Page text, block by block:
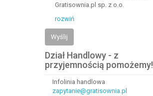
Gratisownia.pl sp. z o.o.
rozwiń
Wyślij
Dział Handlowy - z
przyjemnością pomożemy!
Infolinia handlowa
zapytanie@gratisownia.pl